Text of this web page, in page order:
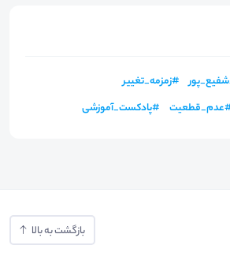
#زمزمه_تغییر
عدم_قطعیت #پادکست_آموزشی
بازگشت به بالا